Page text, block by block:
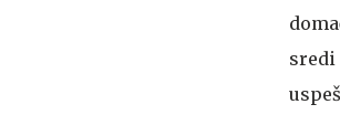
sredi